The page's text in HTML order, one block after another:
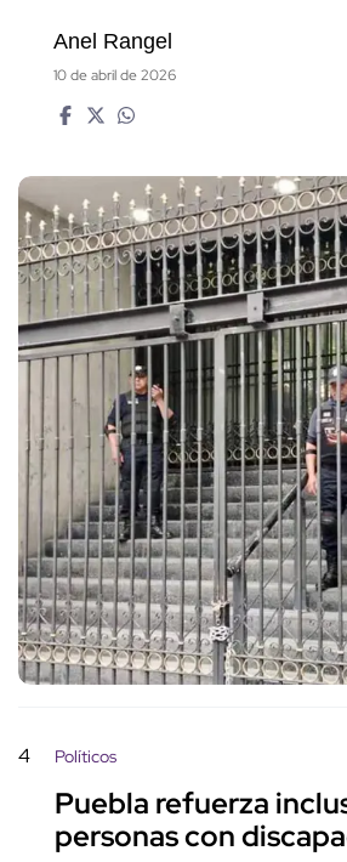
Anel Rangel
10 de abril de 2026
4 Políticos
Puebla refuerza
personas con